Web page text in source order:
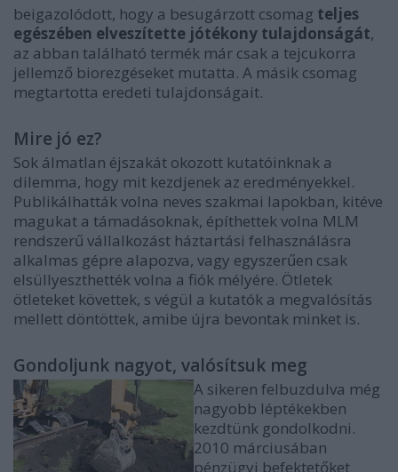
beigazolódott, hogy a besugárzott csomag teljes
egészében elveszítette jótékony tulajdonságát,
az abban található termék már csak a tejcukorra
jellemző biorezgéseket mutatta. A másik csomag
megtartotta eredeti tulajdonságait.
Mire jó ez?
Sok álmatlan éjszakát okozott kutatóinknak a
dilemma, hogy mit kezdjenek az eredményekkel.
Publikálhatták volna neves szakmai lapokban, kitéve
magukat a támadásoknak, építhettek volna MLM
rendszerű vállalkozást háztartási felhasználásra
alkalmas gépre alapozva, vagy egyszerűen csak
elsüllyeszthették volna a fiók mélyére. Ötletek
ötleteket követtek, s végül a kutatók a megvalósítás
mellett döntöttek, amibe újra bevontak minket is.
Gondoljunk nagyot, valósítsuk meg
A sikeren felbuzdulva még
nagyobb léptékekben
kezdtünk gondolkodni.
2010 márciusában
pénzügyi befektetőket